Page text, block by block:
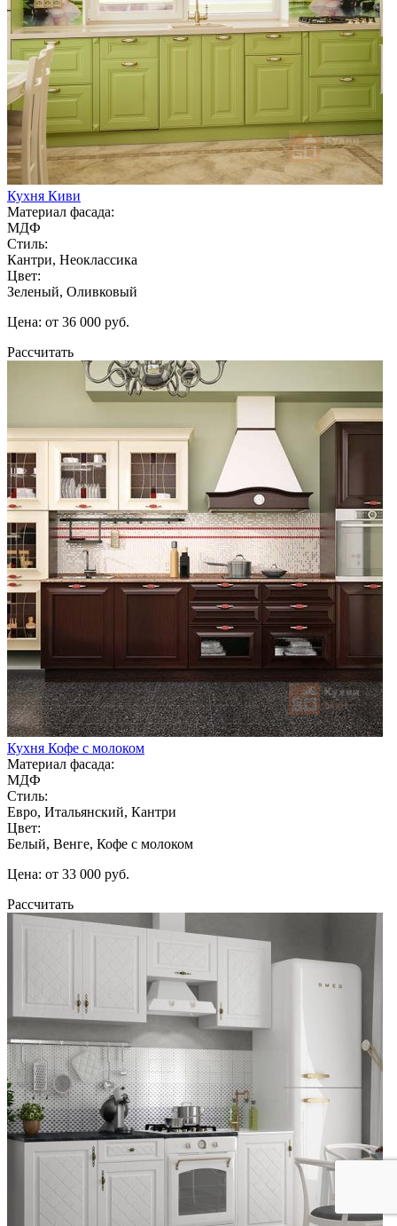
Кухня Киви
Материал фасада:
МДФ
Стиль:
Кантри, Неоклассика
Цвет:
Зеленый, Оливковый
Цена: от 36 000 руб.
Рассчитать
Кухня Кофе с молоком
Материал фасада:
МДФ
Стиль:
Евро, Итальянский, Кантри
Цвет:
Белый, Венге, Кофе с молоком
Цена: от 33 000 руб.
Рассчитать